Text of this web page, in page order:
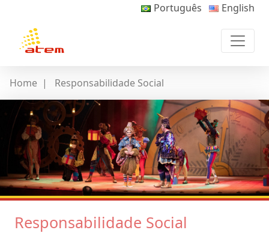
Português English
Home | Responsabilidade Social
Responsabilidade Social